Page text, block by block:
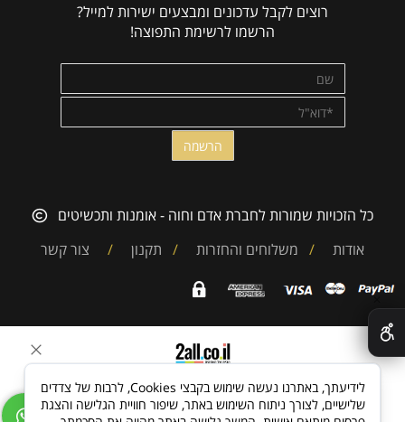
רוצים לקבל עדכונים ומבצעים ישירות למייל?
הרשמו לרשימת התפוצה!
כל הזכויות שמורות לחברת אדם וחוה - אומנות ותכשיטים
אודות
/ משלוחים והחזרות / תקנון / צור קשר
✕
לידיעתך, באתרנו נעשה שימוש בקבצי Cookies, לרבות של צדדים
שלישיים, לצורך ניתוח השימוש באתר, שיפור חוויית הגלישה והצגת